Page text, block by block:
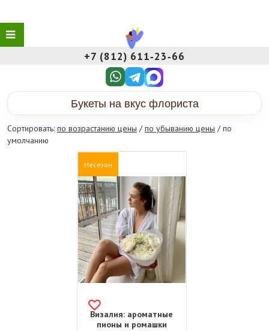
+7 (812) 611‑23‑66
Букеты на вкус флориста
Сортировать: по возрастанию цены /по убыванию цены / по
умолчанию
Несезон
Визалия: ароматные
пионы и ромашки